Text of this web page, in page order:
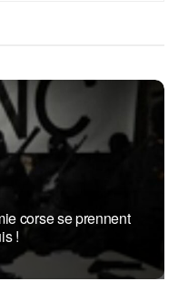
corse se prennent
!